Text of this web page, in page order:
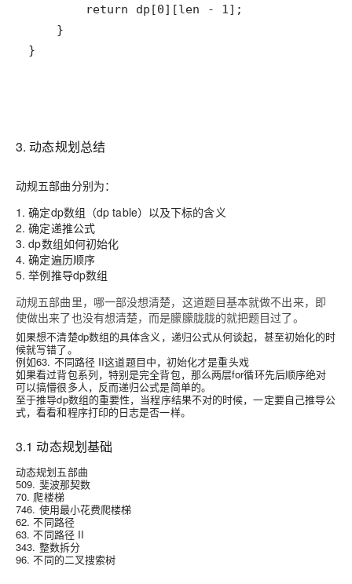
3. 动态规划总结
动规五部曲分别为：
1. 确定dp数组（dp table）以及下标的含义
2. 确定递推公式
3. dp数组如何初始化
4. 确定遍历顺序
5. 举例推导dp数组
动规五部曲里，哪一部没想清楚，这道题目基本就做不出来，即
使做出来了也没有想清楚，而是朦朦胧胧的就把题目过了。
如果想不清楚dp数组的具体含义，递归公式从何谈起，甚至初始化的时
候就写错了。
例如63. 不同路径 II这道题目中，初始化才是重头戏
如果看过背包系列，特别是完全背包，那么两层for循环先后顺序绝对
可以搞懵很多人，反而递归公式是简单的。
至于推导dp数组的重要性，当程序结果不对的时候，一定要自己推导公
式，看看和程序打印的日志是否一样。
3.1 动态规划基础
动态规划五部曲
509. 斐波那契数
70. 爬楼梯
746. 使用最小花费爬楼梯
62. 不同路径
63. 不同路径 II
343. 整数拆分
96. 不同的二叉搜索树